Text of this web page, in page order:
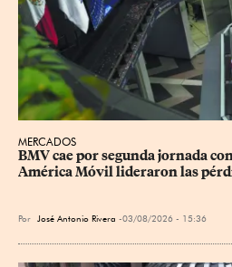
MERCADOS
BMV cae por segunda jornada
América Móvil lideraron las
Por José Antonio Rivera 03/08/2026 - 15:36